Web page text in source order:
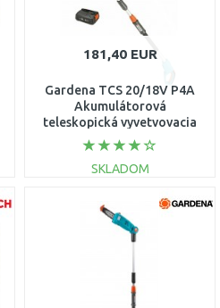
181,40 EUR
Gardena TCS 20/18V P4A
Akumulátorová
teleskopická vyvetvovacia
pílka, sada 14770-20
SKLADOM
DO KOŠÍKA
Porovnať